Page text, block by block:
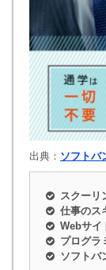
出典： ソフトバ
スクーリ
仕事のス
Webサイ
プログラ
ソフトバ